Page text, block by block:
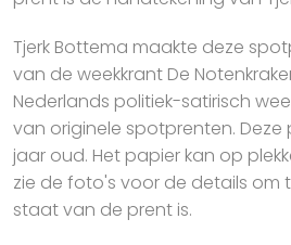
Tjerk Bottema maakte deze
van de weekkrant De
Nederlands politiek-satirisch
van originele spotprenten.
jaar oud. Het papier kan op
zie de foto's voor de details om
staat van de prent is.